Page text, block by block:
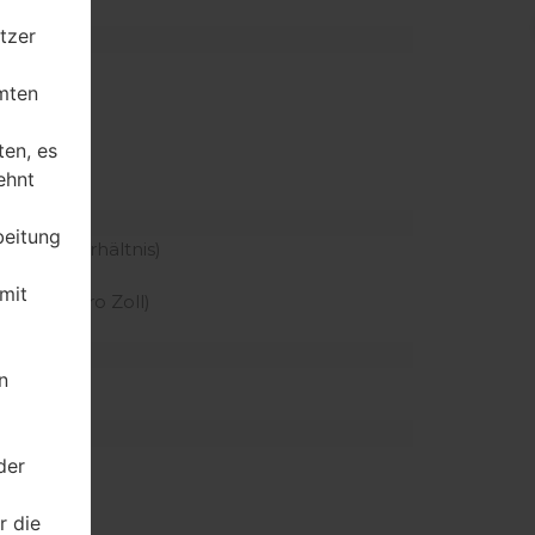
Verhältnis)
Pixel pro Zoll)
es
die